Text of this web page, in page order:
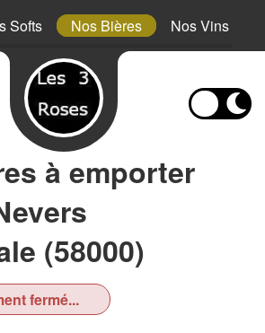
Softs Nos Bières Nos Vins
à emporter
(58000)
fermé...